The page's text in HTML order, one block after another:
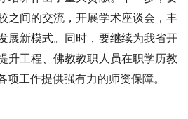
之间的交流，开展学术座谈会，丰
展新模式。同时，要继续为我省开
升工程、佛教教职人员在职学历教
项工作提供强有力的师资保障。